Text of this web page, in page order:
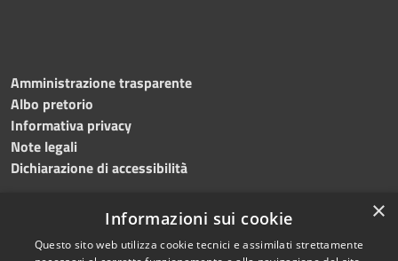
Amministrazione trasparente
Albo pretorio
Informativa privacy
Note legali
Dichiarazione di accessibilità
RSS Copyright © 2024 •
×
Informazioni sui cookie
Questo sito web utilizza cookie tecnici e assimilati strettamente